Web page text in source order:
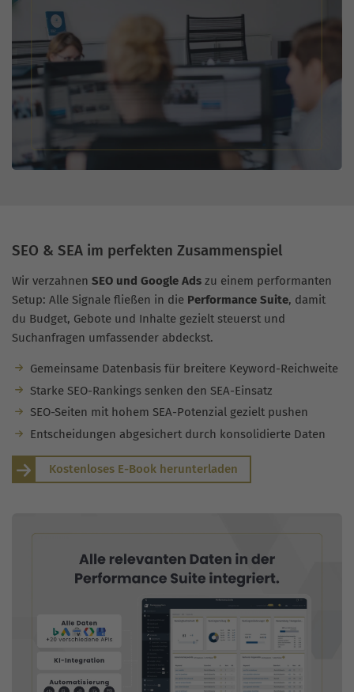
SEO & SEA im perfekten Zusammenspiel
Wir verzahnen SEO und Google Ads zu einem performanten
Setup: Alle Signale fließen in die Performance Suite, damit
du Budget, Gebote und Inhalte gezielt steuerst und
Suchanfragen umfassender abdeckst.
Gemeinsame Datenbasis für breitere Keyword-Reichweite
Starke SEO-Rankings senken den SEA-Einsatz
SEO-Seiten mit hohem SEA-Potenzial gezielt pushen
Entscheidungen abgesichert durch konsolidierte Daten
Kostenloses E-Book herunterladen